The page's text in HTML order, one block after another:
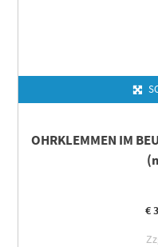
OHRKLEMMEN IM
€